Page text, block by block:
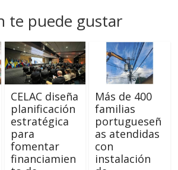
te puede gustar
CELAC diseña
planificación
estratégica
para
fomentar
financiamien
Más de 400
familias
portugueseñ
as atendidas
con
instalación